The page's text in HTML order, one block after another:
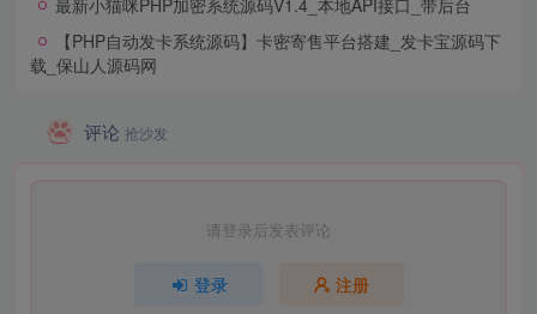
【PHP自动发卡系统源码】卡密寄售平台搭建_发卡宝源码下
载_保山人源码网
评论 抢沙发
请登录后发表评论
登录 注册